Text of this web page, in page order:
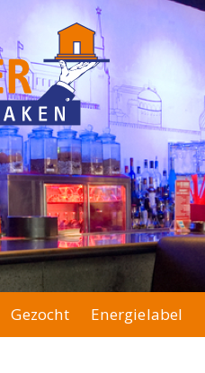
Gezocht Energielabel